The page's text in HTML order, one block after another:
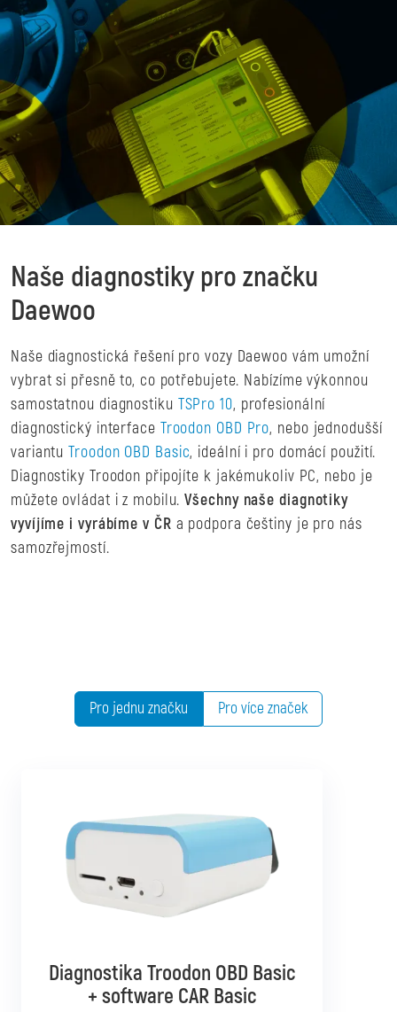
Naše diagnostiky pro značku
Daewoo
Naše diagnostická řešení pro vozy Daewoo vám umožní
vybrat si přesně to, co potřebujete. Nabízíme výkonnou
samostatnou diagnostiku TSPro 10, profesionální
diagnostický interface Troodon OBD Pro, nebo jednodušší
variantuTroodon OBD Basic, ideální i pro domácí použití.
Diagnostiky Troodon připojíte k jakémukoliv PC, nebo je
můžete ovládat i z mobilu.Všechny naše diagnotiky
vyvíjíme i vyrábíme v ČR a podpora češtiny je pro nás
samozřejmostí.
Pro jednu značku Pro více značek
Diagnostika Troodon OBD Basic
+ software CAR Basic
Diagnostika Troodon OBD Pro
+ software CAR Mixed